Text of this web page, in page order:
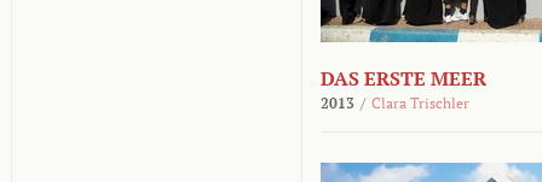
DAS ERSTE MEER
2013 / Clara Trischler